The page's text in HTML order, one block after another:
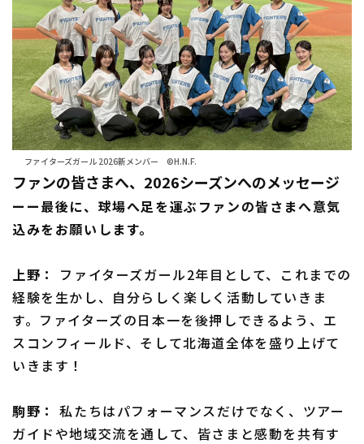
ファイターズガール 2026新メンバー ©H.N.F.
ファンの皆さまへ、2026シーズンへのメッセージ
ーー最後に、球場へ足を運ぶファンの皆さまへ意気
込みをお願いします。
上野：
ファイターズガール2年目として、これまでの
経験を生かし、自分らしく楽しく活動していきま
す。ファイターズの日本一を後押しできるよう、エ
スコンフィールド、そして北海道全体を盛り上げて
いきます！
駒野： 私たちはパフォーマンスだけでなく、ツアー
ガイドや地域交流を通して、皆さまと感動を共有す